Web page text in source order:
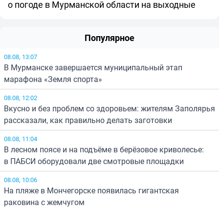
о погоде в Мурманской области на выходные
Популярное
08.08, 13:07
В Мурманске завершается муниципальный этап
марафона «Земля спорта»
08.08, 12:02
Вкусно и без проблем со здоровьем: жителям Заполярья
рассказали, как правильно делать заготовки
08.08, 11:04
В лесном поясе и на подъёме в берёзовое криволесье:
в ПАБСИ оборудовали две смотровые площадки
08.08, 10:06
На пляже в Мончегорске появилась гигантская
раковина с жемчугом